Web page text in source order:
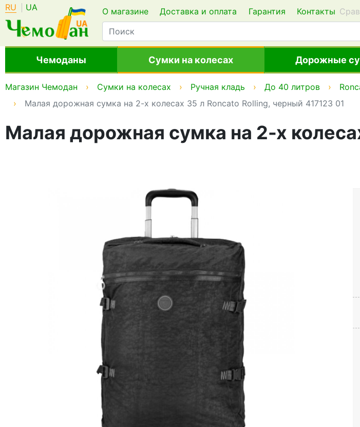
RU UA О магазине Доставка и оплата Гарантия Контакты
Чемоданы Сумки на колесах Дорожные
Магазин Чемодан Сумки на колесах Ручная кладь До 40 литров
Малая дорожная сумка на 2-х колесах 35 л Roncato Rolling, черный 417123 01
Малая дорожная сумка на 2-х